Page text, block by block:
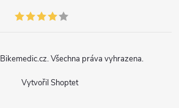
Vytvořil Shoptet
Bikemedic.cz. Všechna práva vyhrazena.